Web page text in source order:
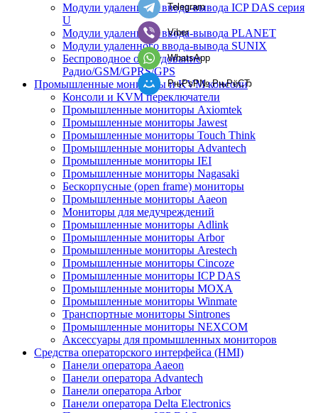
Модули удаленного ввода-вывода ICP DAS серия
U
Модули удаленного ввода-вывода PLANET
Модули удаленного ввода-вывода SUNIX
Беспроводное оборудование
Радио/GSM/GPRS/GPS
Промышленные мониторы и KVM консоли
Консоли и KVM переключатели
Промышленные мониторы Axiomtek
Промышленные мониторы Jawest
Промышленные мониторы Touch Think
Промышленные мониторы Advantech
Промышленные мониторы IEI
Промышленные мониторы Nagasaki
Бескорпусные (open frame) мониторы
Промышленные мониторы Aaeon
Мониторы для медучреждений
Промышленные мониторы Adlink
Промышленные мониторы Arbor
Промышленные мониторы Arestech
Промышленные мониторы Cincoze
Промышленные мониторы ICP DAS
Промышленные мониторы MOXA
Промышленные мониторы Winmate
Транспортные мониторы Sintrones
Промышленные мониторы NEXCOM
Аксессуары для промышленных мониторов
Средства операторского интерфейса (HMI)
Панели оператора Aaeon
Панели оператора Advantech
Панели оператора Arbor
Панели оператора Delta Electronics
Telegram
Viber
WhatsApp
РњРѕР№ РњРёСЂ